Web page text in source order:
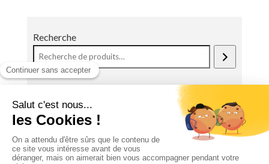
Recherche
Une Question ?
Contactez directement le magasin. Les
équipes Lerouge pourront répondre à votre